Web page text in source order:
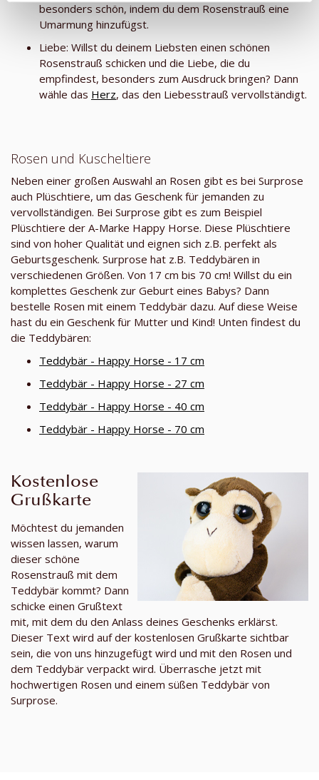
besonders schön, indem du dem Rosenstrauß eine
Umarmung hinzufügst.
Liebe: Willst du deinem Liebsten einen schönen
Rosenstrauß schicken und die Liebe, die du
empfindest, besonders zum Ausdruck bringen? Dann
wähle das Herz, das den Liebesstrauß vervollständigt.
Rosen und Kuscheltiere
Neben einer großen Auswahl an Rosen gibt es bei Surprose
auch Plüschtiere, um das Geschenk für jemanden zu
vervollständigen. Bei Surprose gibt es zum Beispiel
Plüschtiere der A-Marke Happy Horse. Diese Plüschtiere
sind von hoher Qualität und eignen sich z.B. perfekt als
Geburtsgeschenk. Surprose hat z.B. Teddybären in
verschiedenen Größen. Von 17 cm bis 70 cm! Willst du ein
komplettes Geschenk zur Geburt eines Babys? Dann
bestelle Rosen mit einem Teddybär dazu. Auf diese Weise
hast du ein Geschenk für Mutter und Kind! Unten findest du
die Teddybären:
Teddybär - Happy Horse - 17 cm
Teddybär - Happy Horse - 27 cm
Teddybär - Happy Horse - 40 cm
Teddybär - Happy Horse - 70 cm
Kostenlose
Grußkarte
Möchtest du jemanden
wissen lassen, warum
dieser schöne
Rosenstrauß mit dem
Teddybär kommt? Dann
schicke einen Grußtext
mit, mit dem du den Anlass deines Geschenks erklärst.
Dieser Text wird auf der kostenlosen Grußkarte sichtbar
sein, die von uns hinzugefügt wird und mit den Rosen und
dem Teddybär verpackt wird. Überrasche jetzt mit
hochwertigen Rosen und einem süßen Teddybär von
Surprose.